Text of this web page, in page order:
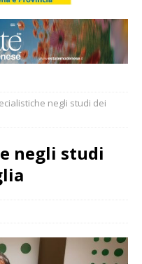
negli studi dei
negli studi